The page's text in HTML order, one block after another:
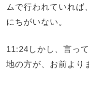
ムで行われていれば
にちがいない。
11:24しかし、言っ
地の方が、お前より